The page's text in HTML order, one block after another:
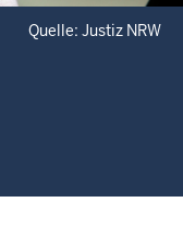
Quelle: Justiz NRW